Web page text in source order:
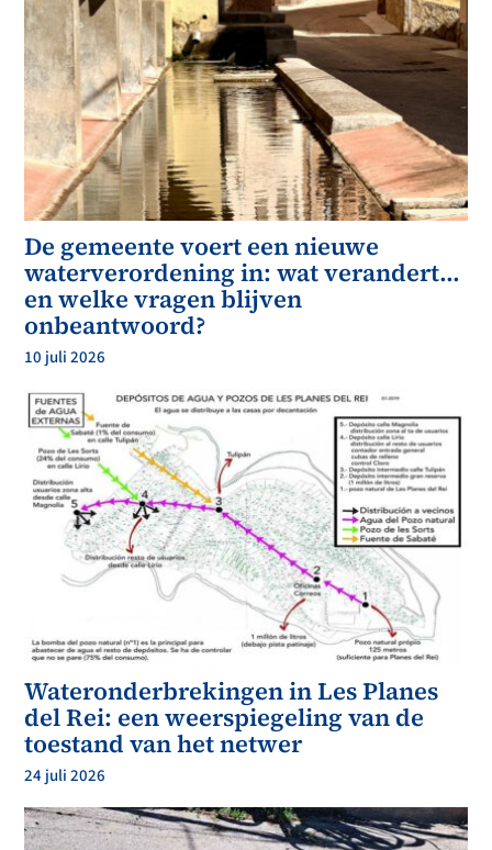
De gemeente voert een nieuwe
waterverordening in: wat verandert…
en welke vragen blijven
onbeantwoord?
10 juli 2026
Wateronderbrekingen in Les Planes
del Rei: een weerspiegeling van de
toestand van het netwer
24 juli 2026